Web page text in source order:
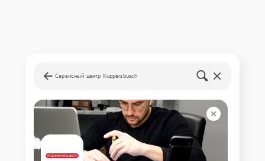
Сервисный центр Kuppersbusch